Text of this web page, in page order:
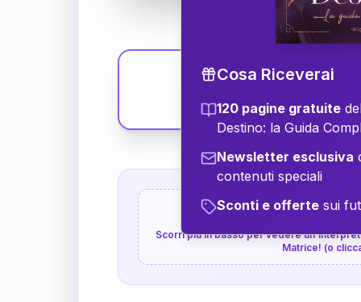
👇 P.S. Interpretazione
Scorri più in basso per vedere
Matrice! (o
Cosa Riceverai
120 pagine gratuite
Destino: la Guida
Newsletter esclusiva
contenuti speciali
Sconti e offerte sui